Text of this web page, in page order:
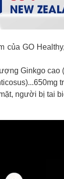
của GO
Ginkgo cao
người bị tai